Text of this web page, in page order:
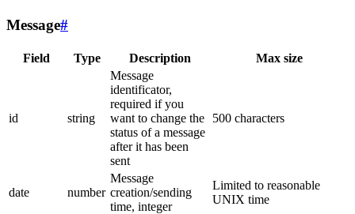
Message#
Field Type Description Max size
id string
Message
identificator,
required if you
want to change the
status of a message
after it has been
sent
500 characters
date number
Message
creation/sending
time, integer
Limited to reasonable
UNIX time